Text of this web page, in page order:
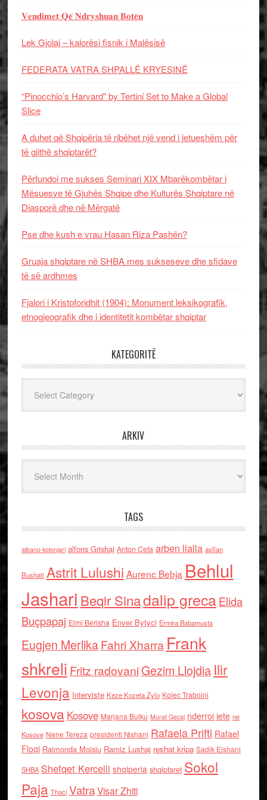
𝐕𝐞𝐧𝐝𝐢𝐦𝐞𝐭 𝐐𝐞̈ 𝐍𝐝𝐫𝐲𝐬𝐡𝐮𝐚𝐧 𝐁𝐨𝐭𝐞̈𝐧
Lek Gjolaj – kalorësi fisnik i Malësisë
FEDERATA VATRA SHPALLË KRYESINË
“Pinocchio’s Harvard” by Tertini Set to Make a Global
Slice
A duhet që Shqipëria të ribëhet një vend i jetueshëm për
të gjithë shqiptarët?
Përfundoi me sukses Seminari XIX Mbarëkombëtar i
Mësuesve të Gjuhës Shqipe dhe Kulturës Shqiptare në
Diasporë dhe në Mërgatë
Pse dhe kush e vrau Hasan Riza Pashën?
Gruaja shqiptare në SHBA mes sukseseve dhe sfidave
të së ardhmes
Fjalori i Kristoforidhit (1904): Monument leksikografik,
etnogjeografik dhe i identitetit kombëtar shqiptar
KATEGORITË
ARKIV
TAGS
albano kolonjari alfons Grishaj Anton Cefa arben llalla asllan
Bushati Astrit Lulushi Aurenc Bebja Behlul
Jashari Beqir Sinadalip grecaElida
Buçpapaj Elmi Berisha Enver Bytyci Ermira Babamusta
Eugjen MerlikaFahri Xharra Frank
shkreli Fritz radovaniGezim Llojdia Ilir
Levonja Interviste Keze Kozeta Zylo Kolec Traboini
kosova Kosove Marjana Bulku Murat Gecaj nderroi jete ne
Kosove Nene Tereza presidenti Nishani Rafaela Prifti Rafael
Floqi Raimonda Moisiu Ramiz Lushaj reshat kripa Sadik Elshani
SHBA Shefqet Kercelli shqiperia shqiptaret Sokol
Paja Thaci VatraVisar Zhiti